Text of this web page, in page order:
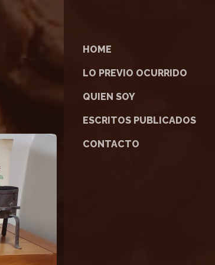
HOME
LO PREVIO OCURRIDO
QUIEN SOY
ESCRITOS PUBLICADOS
CONTACTO